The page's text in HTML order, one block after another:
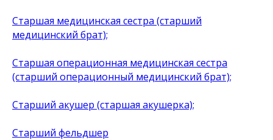
Старшая медицинская сестра (старший
медицинский брат);
Старшая операционная медицинская сестра
(старший операционный медицинский брат);
Старший акушер (старшая акушерка);
Старший фельдшер